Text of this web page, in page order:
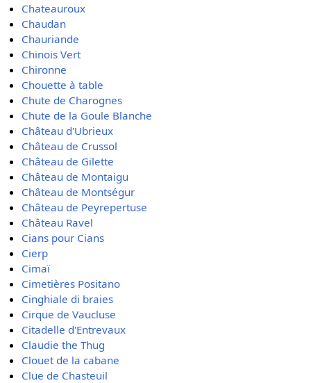
Chateauroux
Chaudan
Chauriande
Chinois Vert
Chironne
Chouette à table
Chute de Charognes
Chute de la Goule Blanche
Château d'Ubrieux
Château de Crussol
Château de Gilette
Château de Montaigu
Château de Montségur
Château de Peyrepertuse
Château Ravel
Cians pour Cians
Cierp
Cimaï
Cimetières Positano
Cinghiale di braies
Cirque de Vaucluse
Citadelle d'Entrevaux
Claudie the Thug
Clouet de la cabane
Clue de Chasteuil